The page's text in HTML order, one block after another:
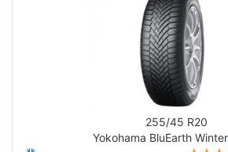
255/45 R20
Yokohama BluEarth